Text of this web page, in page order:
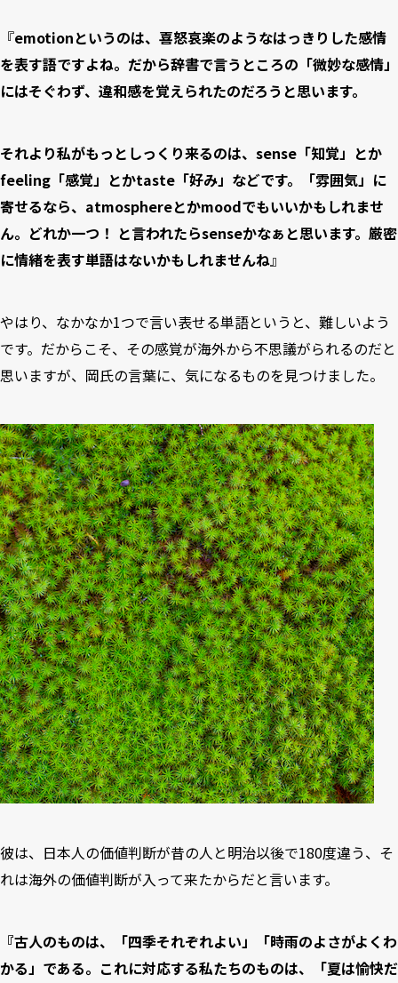
『emotionというのは、喜怒哀楽のようなはっきりした感情
を表す語ですよね。だから辞書で言うところの「微妙な感情」
にはそぐわず、違和感を覚えられたのだろうと思います。
それより私がもっとしっくり来るのは、sense「知覚」とか
feeling「感覚」とかtaste「好み」などです。「雰囲気」に
寄せるなら、atmosphereとかmoodでもいいかもしれませ
ん。どれか一つ！ と言われたらsenseかなぁと思います。厳密
に情緒を表す単語はないかもしれませんね』
やはり、なかなか1つで言い表せる単語というと、難しいよう
です。だからこそ、その感覚が海外から不思議がられるのだと
思いますが、岡氏の言葉に、気になるものを見つけました。
彼は、日本人の価値判断が昔の人と明治以後で180度違う、そ
れは海外の価値判断が入って来たからだと言います。
『古人のものは、「四季それぞれよい」「時雨のよさがよくわ
かる」である。これに対応する私たちのものは、「夏は愉快だ